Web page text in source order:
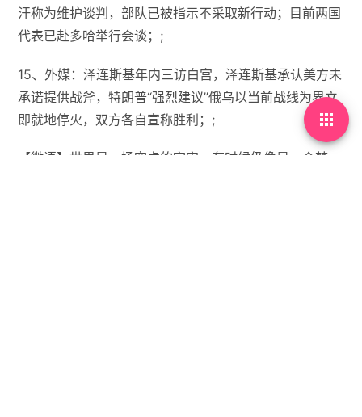
汗称为维护谈判，部队已被指示不采取新行动；目前两国
代表已赴多哈举行会谈；;
15、外媒：泽连斯基年内三访白宫，泽连斯基承认美方未
承诺提供战斧，特朗普“强烈建议”俄乌以当前战线为界立
即就地停火，双方各自宣称胜利；;
【微语】世界是一场空虚的宇宙，有时候仍像是一个梦。
